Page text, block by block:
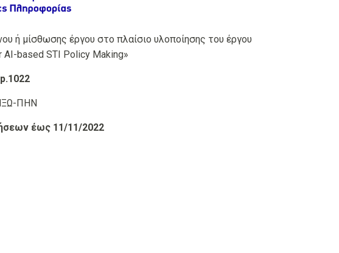
ή μίσθωσης έργου στο πλαίσιο υλοποίησης του έργου
based STI Policy Making»
ΠΗΝ
έως 11/11/2022